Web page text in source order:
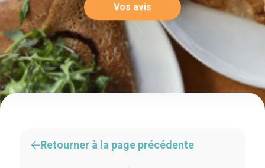
Vos avis
Retourner à la page précédente